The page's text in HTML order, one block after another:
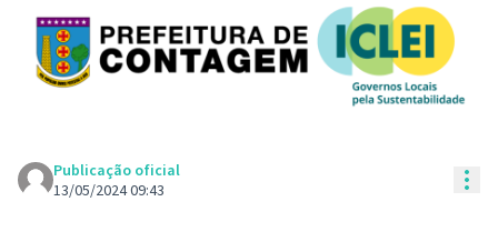
Publicação oficial
13/05/2024 09:43